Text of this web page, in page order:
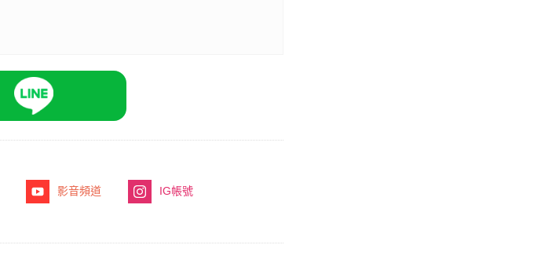
影音頻道 IG帳號